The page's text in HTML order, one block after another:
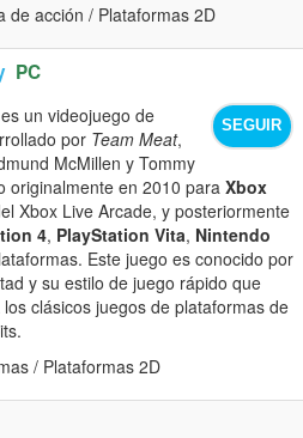
de acción / Plataformas 2D
PC
SEGUIR
es un videojuego de
por Team Meat,
McMillen y Tommy
originalmente en 2010 para Xbox
Xbox Live Arcade, y posteriormente
4, PlayStation Vita, Nintendo
Este juego es conocido por
y su estilo de juego rápido que
clásicos juegos de plataformas de
/ Plataformas 2D